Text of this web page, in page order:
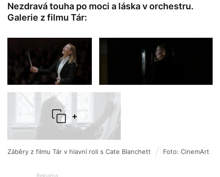
Nezdravá touha po moci a láska v orchestru.
Galerie z filmu Tár:
+
Záběry z filmu Tár v hlavní roli s Cate Blanchett Foto: CinemArt